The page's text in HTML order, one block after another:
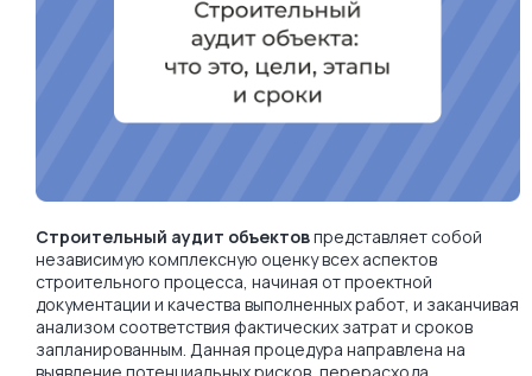
Строительный аудит объектовпредставляет собой
независимую комплексную оценку всех аспектов
строительного процесса, начиная от проектной
документации и качества выполненных работ, и заканчивая
анализом соответствия фактических затрат и сроков
запланированным. Данная процедура направлена на